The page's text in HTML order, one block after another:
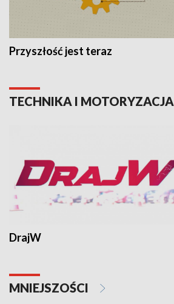
Przyszłość jest teraz
TECHNIKA I MOTORYZACJA
DrajW
MNIEJSZOŚCI